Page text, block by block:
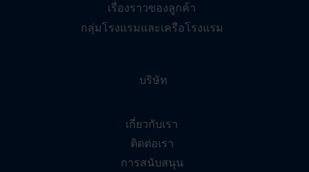
เรื่องราวของลูกค้า
กลุ่มโรงแรมและเครือโรงแรม
บริษัท
เกี่ยวกับเรา
ติดต่อเรา
การสนับสนุน